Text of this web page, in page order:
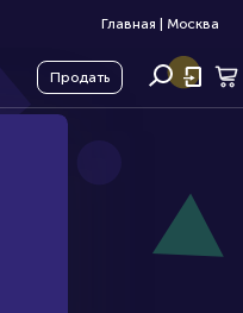
Главная Москва
Продать